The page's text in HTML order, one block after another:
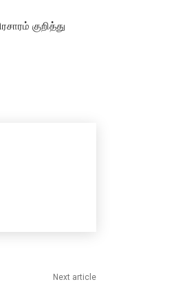
குறித்து
Next article